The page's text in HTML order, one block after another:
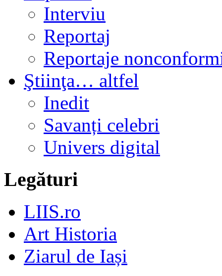
Interviu
Reportaj
Reportaje
Ştiinţa… altfel
Inedit
Savanți celebri
Univers digital
Legături
LIIS.ro
Art Historia
Ziarul de Iași